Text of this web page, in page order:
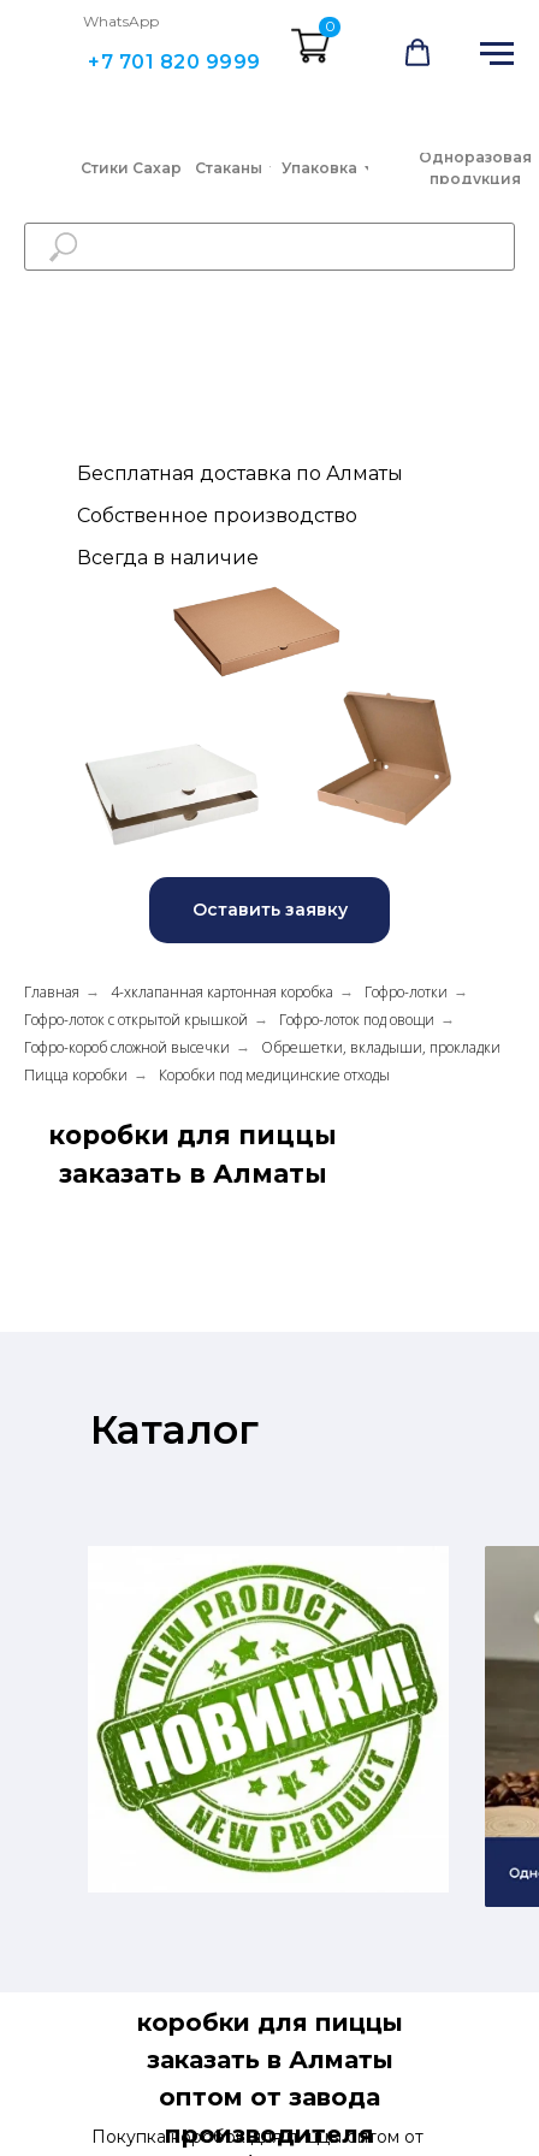
+7 701 820 9999
WhatsApp 0
Стаканы Упаковка
Одноразовая
продукция
Стики Сахар
Бесплатная доставка по Алматы
Собственное производство
Всегда в наличие
Оставить заявку
Главная → 4-хклапанная картонная коробка → Гофро-лотки →
Гофро-лоток с открытой крышкой → Гофро-лоток под овощи →
Гофро-короб сложной высечки →
Обрешетки, вкладыши, прокладки
Пицца коробки → Коробки под медицинские отходы
коробки для пиццы
заказать в Алматы
Каталог
Покупка коробок для пиццы оптом от
коробки для пиццы
заказать в Алматы
оптом от завода
производителя